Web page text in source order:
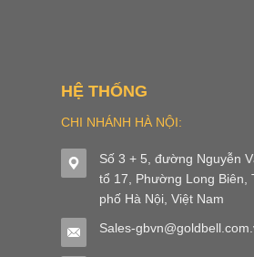
HỆ THỐNG
CHI NHÁNH HÀ NỘI:
Số 3 + 5, đường Nguyễn
tổ 17, Phường Long Biên,
phố Hà Nội, Việt Nam
Sales-